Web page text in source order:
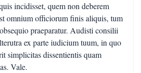
incidisset, quem non deberem
omnium officiorum finis aliquis, tum
praeparatur. Audisti consilii
ex parte iudicium tuum, in quo
simplicitas dissentientis quam
Vale.